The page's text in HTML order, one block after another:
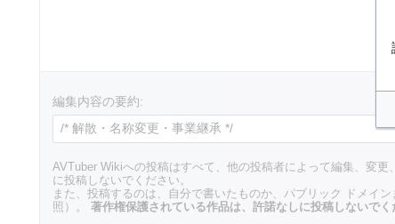
編集内容の要約:
AVTuber Wikiへの投稿はすべて、他の投稿者によって編集、変
に投稿しないでください。
また、投稿するのは、自分で書いたものか、パブリック ドメイ
照）。 著作権保護されている作品は、許諾なしに投稿しないでく